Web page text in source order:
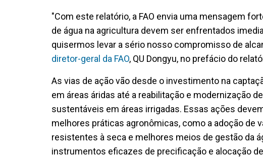
"Com este relatório, a FAO envia uma mensagem
de água na agricultura devem ser enfrentados
quisermos levar a sério nosso compromisso de
diretor-geral da FAO, QU Dongyu, no prefácio do
As vias de ação vão desde o investimento na
em áreas áridas até a reabilitação e modernização
sustentáveis ​​em áreas irrigadas. Essas ações
melhores práticas agronômicas, como a adoção de
resistentes à seca e melhores meios de gestão da
instrumentos eficazes de precificação e alocação